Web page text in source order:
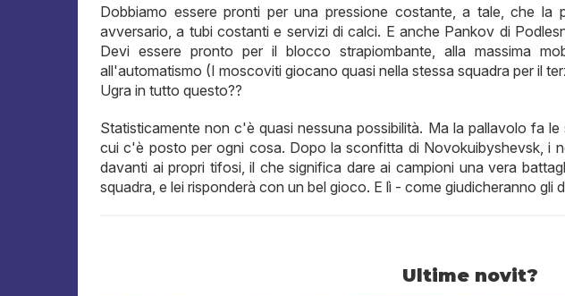
Dobbiamo essere pronti per una pressione costante, a tale, che la
avversario, a tubi costanti e servizi di calci. E anche Pankov di
Devi essere pronto per il blocco strapiombante, alla massima
all'automatismo (I moscoviti giocano quasi nella stessa squadra per il
Ugra in tutto questo??
Statisticamente non c'è quasi nessuna possibilità. Ma la pallavolo fa
cui c'è posto per ogni cosa. Dopo la sconfitta di Novokuibyshevsk, i
davanti ai propri tifosi, il che significa dare ai campioni una vera
squadra, e lei risponderà con un bel gioco. E lì - come giudicheranno gli
Ultime novit?